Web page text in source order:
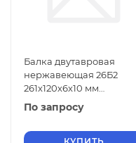
Балка двутавровая
нержавеющая 26Б2
261х120х6х10 мм
06ХН28МДТ ГОСТ 26020-
По запросу